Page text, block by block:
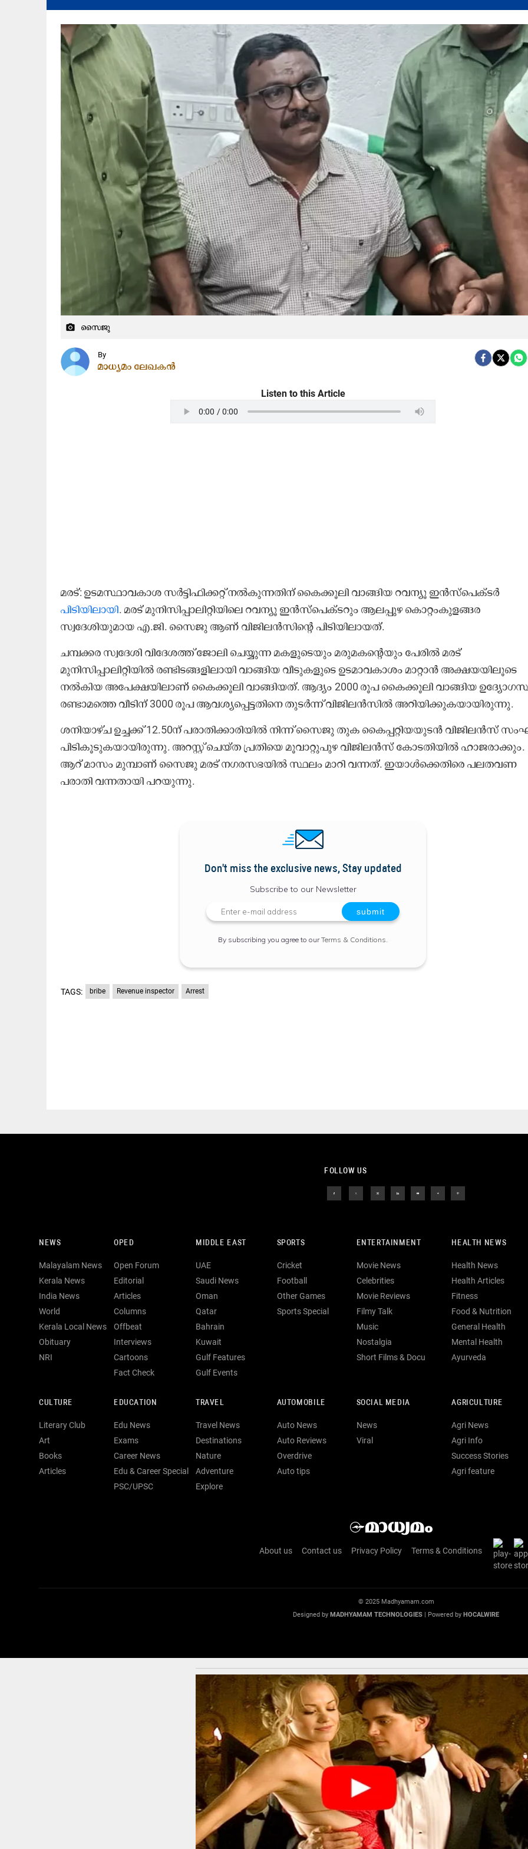
camera_alt സൈജു
By
മാധ്യമം ലേഖകൻ
Listen to this Article
മരട്: ഉടമസ്ഥാവകാശ സർട്ടിഫിക്കറ്റ് നൽകുന്നതിന് കൈക്കൂലി വാങ്ങിയ റവന്യൂ ഇൻസ്പെക്ടർ
പിടിയിലായി. മരട് മുനിസിപ്പാലിറ്റിയിലെ റവന്യൂ ഇൻസ്പെക്ടറും ആലപ്പുഴ കൊറ്റംകുളങ്ങര
സ്വദേശിയുമായ എ.ജി. സൈജു ആണ് വിജിലൻസിന്റെ പിടിയിലായത്.
ചമ്പക്കര സ്വദേശി വിദേശത്ത് ജോലി ചെയ്യുന്ന മകളുടെയും മരുമകന്റെയും പേരിൽ മരട്
മുനിസിപ്പാലിറ്റിയിൽ രണ്ടിടങ്ങളിലായി വാങ്ങിയ വീടുകളുടെ ഉടമാവകാശം മാറ്റാൻ അക്ഷയയിലൂടെ
നൽകിയ അപേക്ഷയിലാണ് കൈക്കൂലി വാങ്ങിയത്. ആദ്യം 2000 രൂപ കൈക്കൂലി വാങ്ങിയ
രണ്ടാമത്തെ വീടിന് 3000 രൂപ ആവശ്യപ്പെട്ടതിനെ തുടർന്ന് വിജിലൻസിൽ അറിയിക്കുകയായിരുന്നു.
ശനിയാഴ്ച ഉച്ചക്ക് 12.50ന് പരാതിക്കാരിയിൽ നിന്ന് സൈജു തുക കൈപ്പറ്റിയയുടൻ വിജിലൻസ്
പിടികൂടുകയായിരുന്നു. അറസ്റ്റ് ചെയ്ത പ്രതിയെ മൂവാറ്റുപുഴ വിജിലൻസ് കോടതിയിൽ ഹാജരാക്കും.
ആറ്​ മാസം മുമ്പാണ് സൈജു മരട് നഗരസഭയില്‍ സ്ഥലം മാറി വന്നത്. ഇയാള്‍ക്കെതിരെ പലതവണ
പരാതി വന്നതായി പറയുന്നു.
Don't miss the exclusive news, Stay updated
Subscribe to our Newsletter
By subscribing you agree to ourTerms & Conditions
TAGS: bribe Revenue inspector Arrest
FOLLOW US
NEWS
Malayalam News
Kerala News
India News
World
Kerala Local News
Obituary
NRI
OPED
Open Forum
Editorial
Articles
Columns
Offbeat
Interviews
Cartoons
Fact Check
MIDDLE EAST
UAE
Saudi News
Oman
Qatar
Bahrain
Kuwait
Gulf Features
Gulf Events
SPORTS
Cricket
Football
Other Games
Sports Special
ENTERTAINMENT
Movie News
Celebrities
Movie Reviews
Filmy Talk
Music
Nostalgia
Short Films & Docu
HEALTH NEWS
Health News
Health Articles
Fitness
Food & Nutrition
General Health
Mental Health
Ayurveda
CULTURE
Literary Club
Art
Books
Articles
EDUCATION
Edu News
Exams
Career News
Edu & Career Special
PSC/UPSC
TRAVEL
Travel News
Destinations
Nature
Adventure
Explore
AUTOMOBILE
Auto News
Auto Reviews
Overdrive
Auto tips
SOCIAL MEDIA
News
Viral
AGRICULTURE
Agri News
Agri Info
Success Stories
Agri feature
About us Contact us Privacy Policy Terms & Conditions
© 2025 Madhyamam.com
Designed by MADHYAMAM TECHNOLOGIES | Powered by HOCALWIRE